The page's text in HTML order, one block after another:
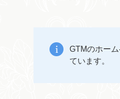
GTMのホー
ています。